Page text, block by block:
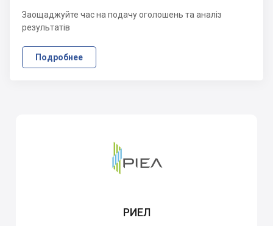
Заощаджуйте час на подачу оголошень та аналіз
результатів
Подробнее
РИЕЛ